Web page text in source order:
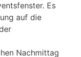
Es
auf die
Nachmittag